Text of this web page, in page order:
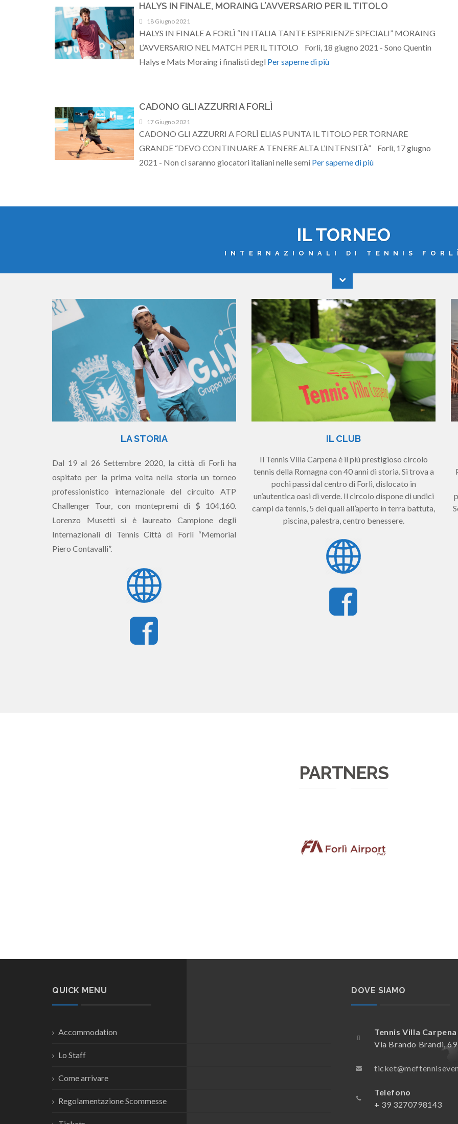
HALYS IN FINALE, MORAING L’AVVERSARIO PER IL TITOLO
18 Giugno 2021
HALYS IN FINALE A FORLÌ “IN ITALIA TANTE ESPERIENZE SPECIALI” MORAING
L’AVVERSARIO NEL MATCH PER IL TITOLO Forlì, 18 giugno 2021 - Sono Quentin
Halys e Mats Moraing i finalisti degl Per saperne di più
CADONO GLI AZZURRI A FORLÌ
17 Giugno 2021
CADONO GLI AZZURRI A FORLÌ ELIAS PUNTA IL TITOLO PER TORNARE
GRANDE “DEVO CONTINUARE A TENERE ALTA L’INTENSITÀ” Forlì, 17 giugno
2021 - Non ci saranno giocatori italiani nelle semi Per saperne di più
IL TORNEO
INTERNAZIONALI DI TENNIS
LA STORIA
Dal 19 al 26 Settembre 2020, la città di Forlì ha
ospitato per la prima volta nella storia un torneo
professionistico internazionale del circuito ATP
Challenger Tour, con montepremi di $ 104,160.
Lorenzo Musetti si è laureato Campione degli
Internazionali di Tennis Città di Forlì “Memorial
Piero Contavalli”.
IL CLUB
Il Tennis Villa Carpena è il più prestigioso circolo
tennis della Romagna con 40 anni di storia. Si trova a
pochi passi dal centro di Forlì, dislocato in
un’autentica oasi di verde. Il circolo dispone di undici
campi da tennis, 5 dei quali all’aperto in terra battuta,
piscina, palestra, centro benessere.
PARTNERS
QUICK MENU
Accommodation
Lo Staff
Come arrivare
Regolamentazione Scommesse
DOVE SIAMO
Tennis Villa Carpena
Via Brando Brandi,
Telefono
+ 39 3270798143